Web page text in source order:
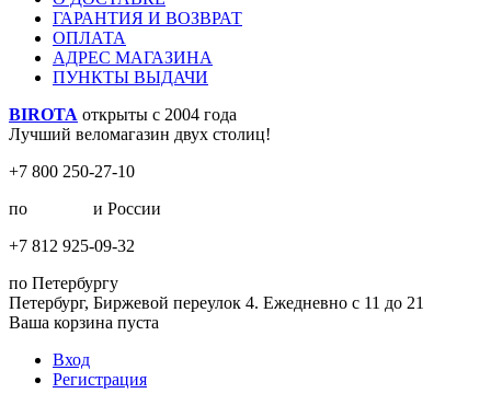
ГАРАНТИЯ И ВОЗВРАТ
ОПЛАТА
АДРЕС МАГАЗИНА
ПУНКТЫ ВЫДАЧИ
BIROTA открыты с 2004 года
Лучший веломагазин двух столиц!
+7 800 250-27-10
по
и России
+7 812 925-09-32
по Петербургу
Петербург, Биржевой переулок 4. Ежедневно с 11 до 21
Ваша корзина пуста
Вход
Регистрация